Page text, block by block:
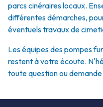
parcs cinéraires locaux.
différentes démarches,
éventuels travaux de
Les équipes des pompes
restent à votre écoute.
toute question ou demande